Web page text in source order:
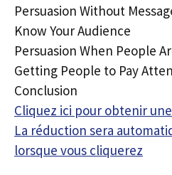
Persuasion Without
Know Your Audience
Persuasion When People
Getting People to Pay
Conclusion
Cliquez ici pour obtenir
La réduction sera
lorsque vous cliquerez